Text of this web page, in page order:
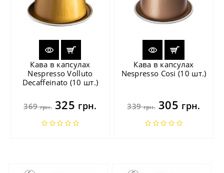
Кава в капсулах
Nespresso Volluto
Decaffeinato (10 шт.)
369грн.325 грн.
Кава в капсулах
Nespresso Cosi (10 шт.)
339грн.305 грн.